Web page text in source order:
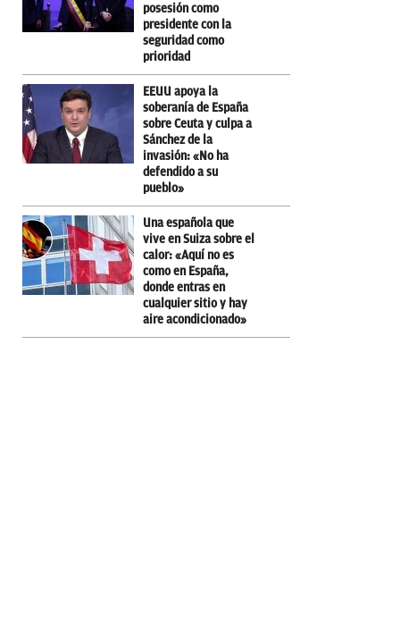
posesión como
presidente con la
seguridad como
prioridad
EEUU apoya la
soberanía de España
sobre Ceuta y culpa a
Sánchez de la
invasión: «No ha
defendido a su
pueblo»
Una española que
vive en Suiza sobre el
calor: «Aquí no es
como en España,
donde entras en
cualquier sitio y hay
aire acondicionado»